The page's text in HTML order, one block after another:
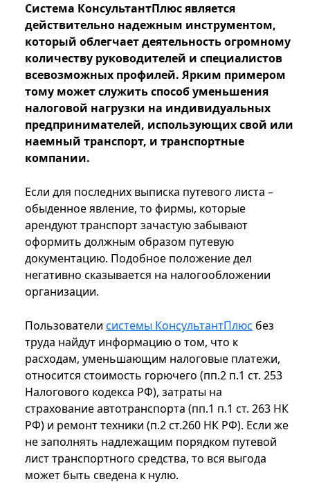
Система КонсультантПлюс является
действительно надежным инструментом,
который облегчает деятельность огромному
количеству руководителей и специалистов
всевозможных профилей. Ярким примером
тому может служить способ уменьшения
налоговой нагрузки на индивидуальных
предпринимателей, использующих свой или
наемный транспорт, и транспортные
компании.
Если для последних выписка путевого листа –
обыденное явление, то фирмы, которые
арендуют транспорт зачастую забывают
оформить должным образом путевую
документацию. Подобное положение дел
негативно сказывается на налогообложении
организации.
Пользователи системы КонсультантПлюс без
труда найдут информацию о том, что к
расходам, уменьшающим налоговые платежи,
относится стоимость горючего (пп.2 п.1 ст. 253
Налогового кодекса РФ), затраты на
страхование автотранспорта (пп.1 п.1 ст. 263 НК
РФ) и ремонт техники (п.2 ст.260 НК РФ). Если же
не заполнять надлежащим порядком путевой
лист транспортного средства, то вся выгода
может быть сведена к нулю.